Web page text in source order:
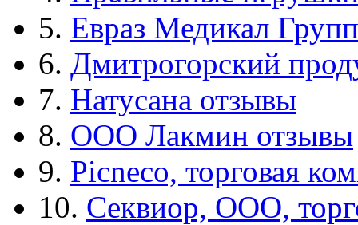
5. Евраз Медикал Групп
6. Дмитрогорский
7. Натусана отзывы
8. ООО Лакмин отзывы
9. Picneco, торговая
10. Секвиор, ООО,